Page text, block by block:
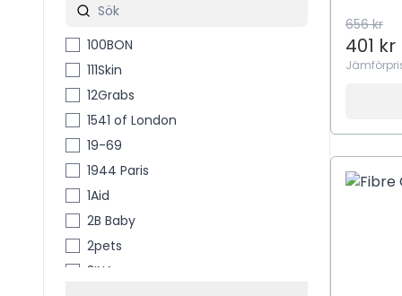
100BON
111Skin
12Grabs
1541 of London
19-69
1944 Paris
1Aid
2B Baby
2pets
3INA
656 kr
401 kr